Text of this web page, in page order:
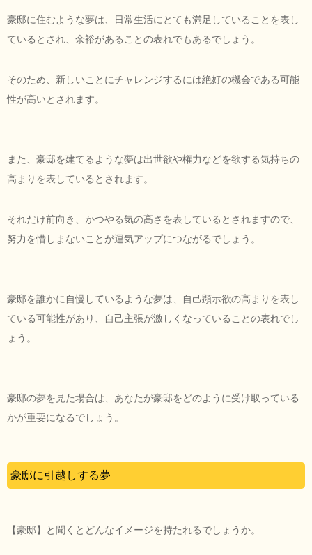
豪邸に住むような夢は、日常生活にとても満足していることを表し
ているとされ、余裕があることの表れでもあるでしょう。
そのため、新しいことにチャレンジするには絶好の機会である可能
性が高いとされます。
また、豪邸を建てるような夢は出世欲や権力などを欲する気持ちの
高まりを表しているとされます。
それだけ前向き、かつやる気の高さを表しているとされますので、
努力を惜しまないことが運気アップにつながるでしょう。
豪邸を誰かに自慢しているような夢は、自己顕示欲の高まりを表し
ている可能性があり、自己主張が激しくなっていることの表れでし
ょう。
豪邸の夢を見た場合は、あなたが豪邸をどのように受け取っている
かが重要になるでしょう。
豪邸に引越しする夢
【豪邸】と聞くとどんなイメージを持たれるでしょうか。